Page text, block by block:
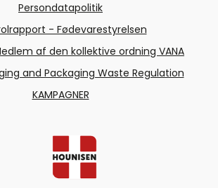
Persondatapolitik
- Fødevarestyrelsen
af den kollektive ordning VANA
and Packaging Waste Regulation
KAMPAGNER